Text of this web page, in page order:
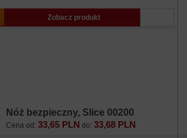
Zobacz produkt
Nóż bezpieczny, Slice 00200
Cena od: 33,65 PLN do: 33,68 PLN